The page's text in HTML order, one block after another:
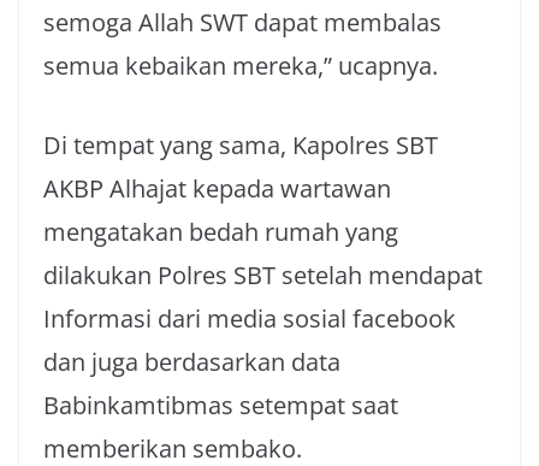
semoga Allah SWT dapat membalas
semua kebaikan mereka,” ucapnya.
Di tempat yang sama, Kapolres SBT
AKBP Alhajat kepada wartawan
mengatakan bedah rumah yang
dilakukan Polres SBT setelah mendapat
Informasi dari media sosial facebook
dan juga berdasarkan data
Babinkamtibmas setempat saat
memberikan sembako.